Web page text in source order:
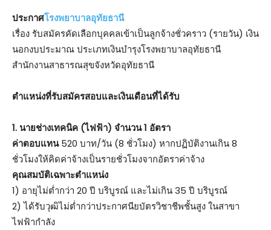
ประกาศโรงพยาบาลอุทัยธานี
เรื่อง รับสมัครคัดเลือกบุคคลเข้าเป็นลูกจ้างชั่วคราว (รายวัน) เงิน
นอกงบประมาณ ประเภทเงินบำรุงโรงพยาบาลอุทัยธานี
สำนักงานสาธารณสุขจังหวัดอุทัยธานี
ตําแหน่งที่รับสมัครสอบและเงินเดือนที่ได้รับ
1. นายช่างเทคนิค (ไฟฟ้า) จำนวน 1 อัตรา
ค่าตอบแทน520 บาท/วัน (8 ชั่วโมง) หากปฏิบัติงานเกิน 8
ชั่วโมงให้คิดค่าจ้างเป็นรายชั่วโมงจากอัตราค่าจ้าง
คุณสมบัติเฉพาะตำแหน่ง
1) อายุไม่ต่ำกว่า 20 ปี บริบูรณ์ และไม่เกิน 35 ปี บริบูรณ์
2) ได้รับวุฒิไม่ต่ำกว่าประกาศนียบัตรวิชาชีพชั้นสูง ในสาขา
ไฟฟ้ากำลัง